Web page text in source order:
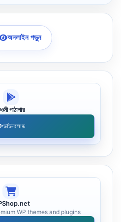
অনলাইন পড়ুন
পাঠাগার
ডাউনলোড
WP themes and plugins